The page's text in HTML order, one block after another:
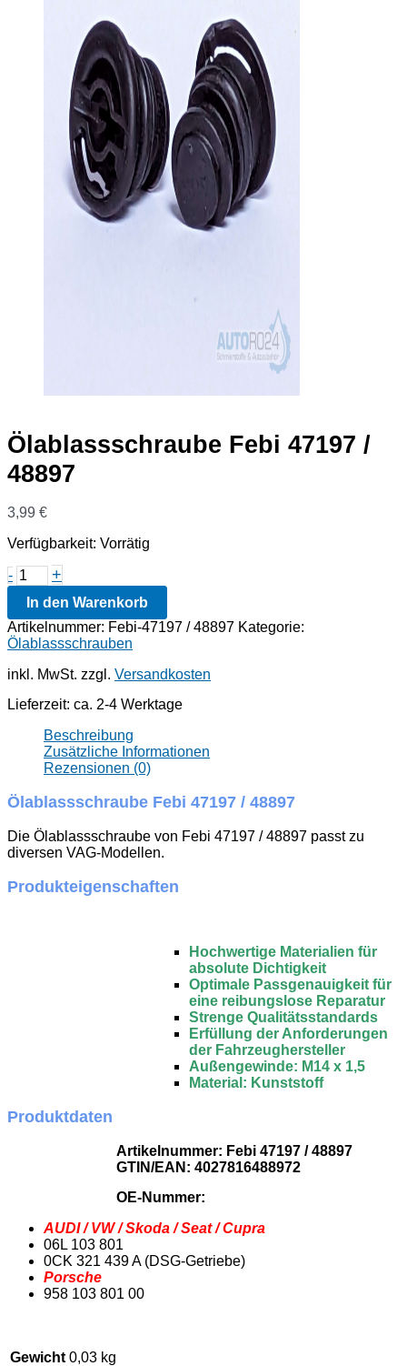
Ölablassschraube Febi 47197 /
48897
3,99 €
Verfügbarkeit: Vorrätig
- Ölablassschraube
Febi
47197
/
48897
Menge
+
In den Warenkorb
Artikelnummer: Febi-47197 / 48897 Kategorie:
Ölablassschrauben
inkl. MwSt. zzgl. Versandkosten
Lieferzeit: ca. 2-4 Werktage
Beschreibung
Zusätzliche Informationen
Rezensionen (0)
Ölablassschraube Febi 47197 / 48897
Die Ölablassschraube von Febi 47197 / 48897 passt zu
diversen VAG-Modellen.
Produkteigenschaften
Hochwertige Materialien für
absolute Dichtigkeit
Optimale Passgenauigkeit für
eine reibungslose Reparatur
Strenge Qualitätsstandards
Erfüllung der Anforderungen
der Fahrzeughersteller
Außengewinde: M14 x 1,5
Material: Kunststoff
Produktdaten
Artikelnummer: Febi 47197 / 48897
GTIN/EAN: 4027816488972
OE-Nummer:
AUDI / VW / Skoda / Seat / Cupra
06L 103 801
0CK 321 439 A(DSG-Getriebe)
Porsche
958 103 801 00
Gewicht 0,03 kg